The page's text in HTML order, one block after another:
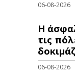
06-08-2026
Η
τις
06-08-2026